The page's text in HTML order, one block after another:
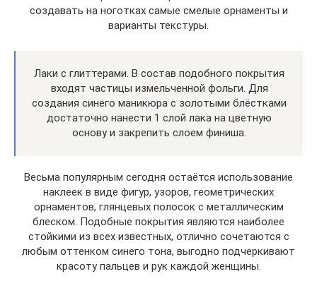
создавать на ноготках самые смелые орнаменты и
варианты текстуры.
Лаки с глиттерами. В состав подобного покрытия
входят частицы измельченной фольги. Для
создания синего маникюра с золотыми блёстками
достаточно нанести 1 слой лака на цветную
основу и закрепить слоем финиша.
Весьма популярным сегодня остаётся использование
наклеек в виде фигур, узоров, геометрических
орнаментов, глянцевых полосок с металлическим
блеском. Подобные покрытия являются наиболее
стойкими из всех известных, отлично сочетаются с
любым оттенком синего тона, выгодно подчеркивают
красоту пальцев и рук каждой женщины.